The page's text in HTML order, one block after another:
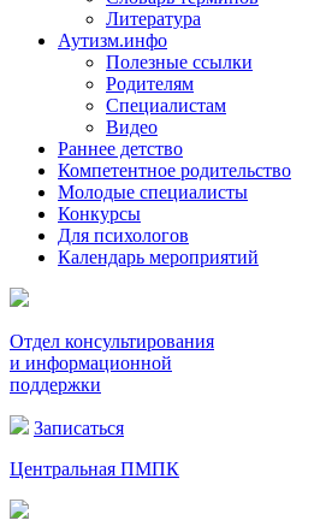
Литература
Аутизм.инфо
Полезные ссылки
Родителям
Специалистам
Видео
Раннее детство
Компетентное родительство
Молодые специалисты
Конкурсы
Для психологов
Календарь мероприятий
Отдел консультирования
и информационной
поддержки
Записаться
Центральная ПМПК